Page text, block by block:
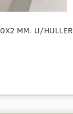
MM. U/HULLER